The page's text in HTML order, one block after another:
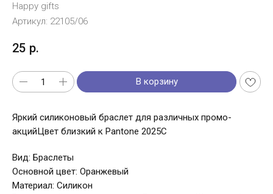
Happy gifts
Артикул: 22105/06
25 р.
В корзину
Яркий силиконовый браслет для различных промо-
акцийЦвет близкий к Pantone 2025C
Вид: Браслеты
Основной цвет: Оранжевый
Материал: Силикон